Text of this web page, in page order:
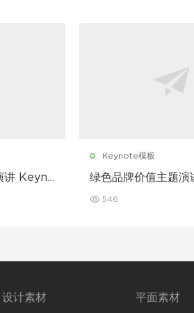
讲 Keyno
Keynote模板
绿色品牌价值主题
546
设计素材 平面素材